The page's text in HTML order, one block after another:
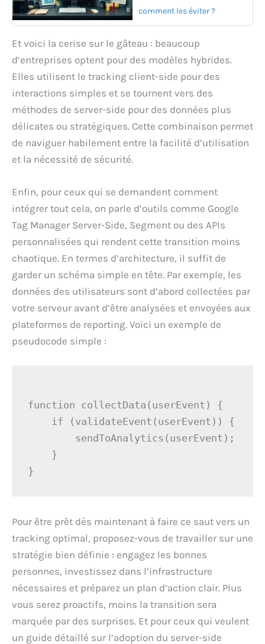
comment les éviter ?
Et voici la cerise sur le gâteau : beaucoup
d’entreprises optent pour des modèles hybrides.
Elles utilisent le tracking client-side pour des
interactions simples et se tournent vers des
méthodes de server-side pour des données plus
délicates ou stratégiques. Cette combinaison permet
de naviguer habilement entre la facilité d’utilisation
et la nécessité de sécurité.
Enfin, pour ceux qui se demandent comment
intégrer tout cela, on parle d’outils comme Google
Tag Manager Server-Side, Segment ou des APIs
personnalisées qui rendent cette transition moins
chaotique. En termes d’architecture, il suffit de
garder un schéma simple en tête. Par exemple, les
données des utilisateurs sont d’abord collectées par
votre serveur avant d’être analysées et envoyées aux
plateformes de reporting. Voici un exemple de
pseudocode simple :
function collectData(userEvent) {
    if (validateEvent(userEvent)) {
        sendToAnalytics(userEvent);
    }
Pour être prêt dès maintenant à faire ce saut vers un
tracking optimal, proposez-vous de travailler sur une
stratégie bien définie : engagez les bonnes
personnes, investissez dans l’infrastructure
nécessaires et préparez un plan d’action clair. Plus
vous serez proactifs, moins la transition sera
marquée par des surprises. Et pour ceux qui veulent
un guide détaillé sur l’adoption du server-side